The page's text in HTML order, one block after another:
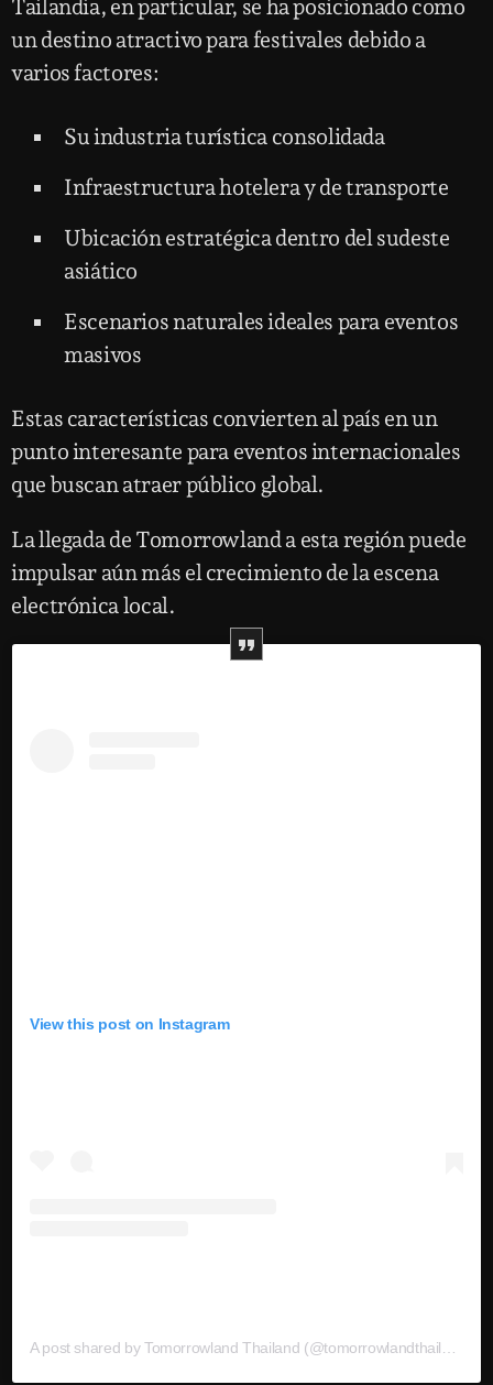
Tailandia, en particular, se ha posicionado como
un destino atractivo para festivales debido a
varios factores:
Su industria turística consolidada
Infraestructura hotelera y de transporte
Ubicación estratégica dentro del sudeste
asiático
Escenarios naturales ideales para eventos
masivos
Estas características convierten al país en un
punto interesante para eventos internacionales
que buscan atraer público global.
La llegada de Tomorrowland a esta región puede
impulsar aún más el crecimiento de la escena
electrónica local.
View this post on Instagram